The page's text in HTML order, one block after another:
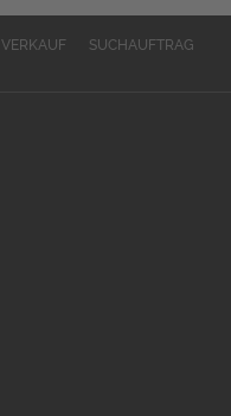
VERKAUF
SUCHAUFTRAG